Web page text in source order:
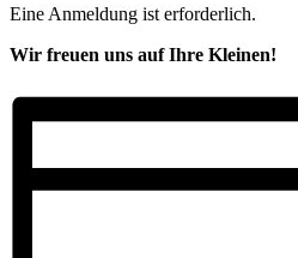
Eine Anmeldung ist erforderlich.
Wir freuen uns auf Ihre Kleinen!